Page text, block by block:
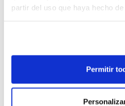
partir del uso que haya hecho
Permitir
Continúan las
y Nivel 2